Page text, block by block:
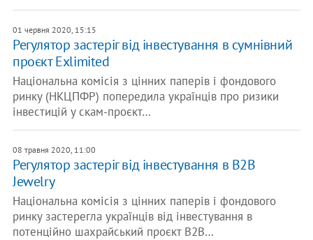
01 червня 2020, 15:15
Регулятор застеріг від інвестування в сумнівний
проєкт Exlimited
Національна комісія з цінних паперів і фондового
ринку (НКЦПФР) попередила українців про ризики
інвестицій у скам-проєкт…
08 травня 2020, 11:00
Регулятор застеріг від інвестування в B2B
Jewelry
Національна комісія з цінних паперів і фондового
ринку застерегла українців від інвестування в
потенційно шахрайський проєкт B2B…